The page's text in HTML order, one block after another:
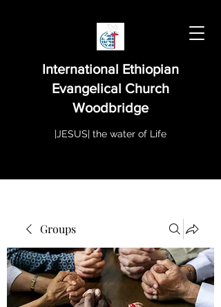
International Ethiopian
Evangelical Church
Woodbridge
|JESUS| the water of Life
Groups